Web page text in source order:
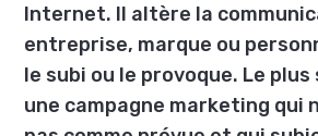
Internet. Il altère la
entreprise, marque ou
le subi ou le provoque. Le plus
une campagne marketing qui